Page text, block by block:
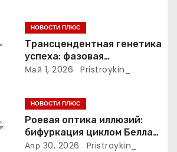
НОВОСТИ ПЛЮС
Трансцендентная генетика
успеха: фазовая
синхронизация полюса и
Май 1, 2026 Pristroykin_
НОВОСТИ ПЛЮС
Роевая оптика иллюзий:
бифуркация циклом Белла-
Коулмана холодильного
Апр 30, 2026 Pristroykin_